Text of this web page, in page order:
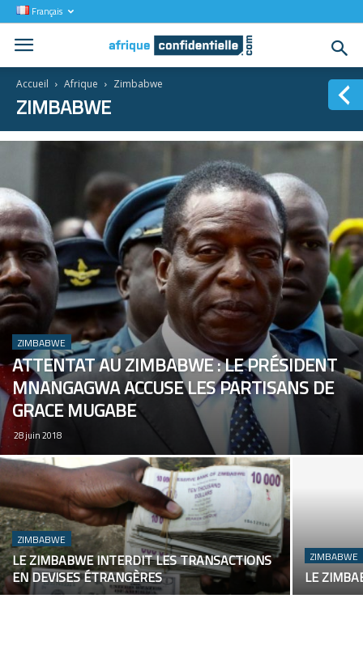
Français
Accueil Afrique Zimbabwe
ZIMBABWE
ZIMBABWE
ATTENTAT AU ZIMBABWE : LE PRÉSIDENT
MNANGAGWA ACCUSE LES PARTISANS DE
GRACE MUGABE
28 juin 2018
ZIMBABWE
LE ZIMBABWE INTERDIT LES TRANSACTIONS
EN DEVISES ÉTRANGÈRES
ZIMBABWE
LE